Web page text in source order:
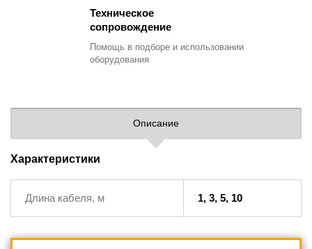
Техническое
сопровождение
Помощь в подборе и использовании
оборудования
Описание
Характеристики
Длина кабеля, м 1, 3, 5, 10